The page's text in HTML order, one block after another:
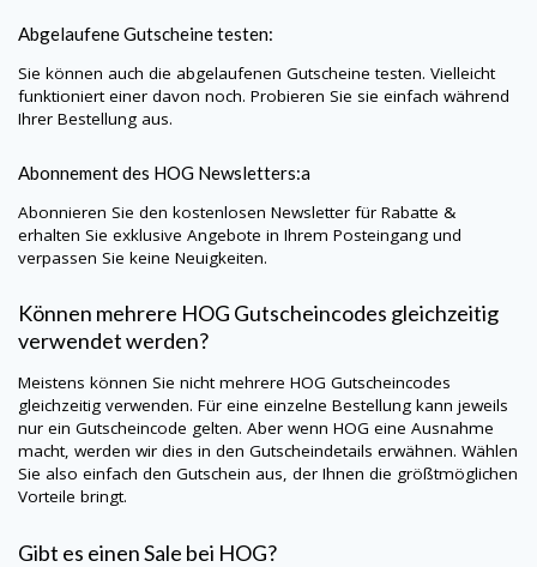
Abgelaufene Gutscheine testen:
Sie können auch die abgelaufenen Gutscheine testen. Vielleicht
funktioniert einer davon noch. Probieren Sie sie einfach während
Ihrer Bestellung aus.
Abonnement des HOG Newsletters:a
Abonnieren Sie den kostenlosen Newsletter für Rabatte &
erhalten Sie exklusive Angebote in Ihrem Posteingang und
verpassen Sie keine Neuigkeiten.
Können mehrere HOG Gutscheincodes gleichzeitig
verwendet werden?
Meistens können Sie nicht mehrere HOG Gutscheincodes
gleichzeitig verwenden. Für eine einzelne Bestellung kann jeweils
nur ein Gutscheincode gelten. Aber wenn HOG eine Ausnahme
macht, werden wir dies in den Gutscheindetails erwähnen. Wählen
Sie also einfach den Gutschein aus, der Ihnen die größtmöglichen
Vorteile bringt.
Gibt es einen Sale bei HOG?